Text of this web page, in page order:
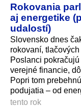
Rokovania
aj energetike
udalostí)
Slovensko dnes
rokovaní,
Poslanci
verejné financie,
Popri tom
podujatia – od
tento rok